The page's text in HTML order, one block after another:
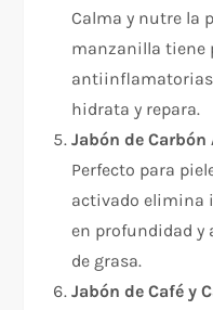
Calma y nutre la
manzanilla tiene
hidrata y repara.
Jabón de Carbón
Perfecto para
activado elimina
en profundidad y
de grasa.
Jabón de Café y